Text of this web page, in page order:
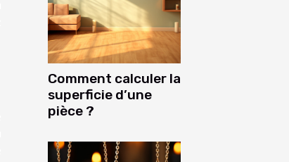
Comment calculer la
superficie d’une
pièce ?